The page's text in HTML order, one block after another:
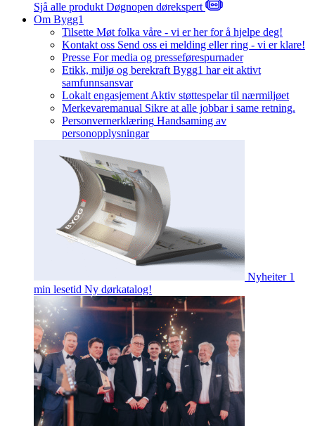
Sjå alle produkt Døgnopen dørekspert
Om Bygg1
Tilsette Møt folka våre - vi er her for å hjelpe deg!
Kontakt oss Send oss ei melding eller ring - vi er klare!
Presse For media og presseførespurnader
Etikk, miljø og berekraft Bygg1 har eit aktivt
samfunnsansvar
Lokalt engasjement Aktiv støttespelar til nærmiljøet
Merkevaremanual Sikre at alle jobbar i same retning.
Personvernerklæring Handsaming av
personopplysningar
Nyheiter 1
min lesetid Ny dørkatalog!